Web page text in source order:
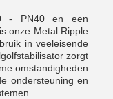
- PN40 en een
onze Metal Ripple
in veeleisende
zorgt
omstandigheden
ondersteuning en